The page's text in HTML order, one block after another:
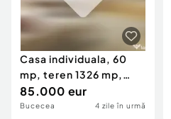
Casa individuala, 60
mp, teren 1326 mp,
zona Bucecea
85.000 eur
Bucecea 4 zile în urmă